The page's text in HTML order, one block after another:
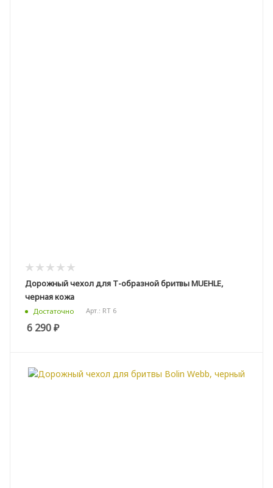
Дорожный чехол для Т-образной бритвы MUEHLE,
черная кожа
Достаточно Арт.: RT 6
6 290₽